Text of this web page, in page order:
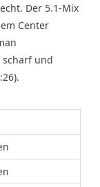
Der 5.1-Mix
Center
scharf und